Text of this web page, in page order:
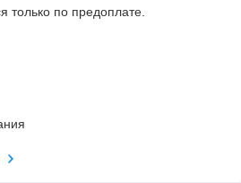
только по предоплате.